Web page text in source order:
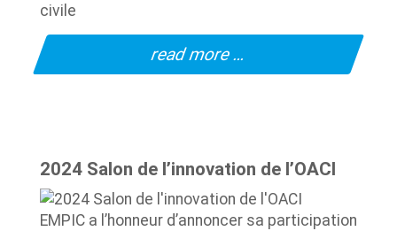
civile
read more …
2024 Salon de l’innovation de l’OACI
EMPIC a l’honneur d’annoncer sa participation